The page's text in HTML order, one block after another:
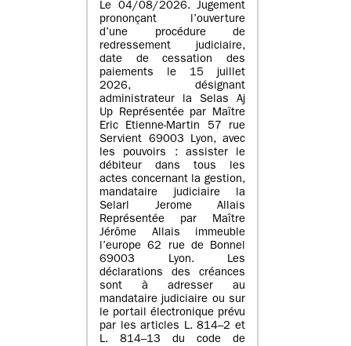
Le 04/08/2026. Jugement
prononçant l’ouverture
d’une procédure de
redressement judiciaire,
date de cessation des
paiements le 15 juillet
2026, désignant
administrateur la Selas Aj
Up Représentée par Maître
Eric Etienne-Martin 57 rue
Servient 69003 Lyon, avec
les pouvoirs : assister le
débiteur dans tous les
actes concernant la gestion,
mandataire judiciaire la
Selarl Jerome Allais
Représentée par Maître
Jérôme Allais immeuble
l’europe 62 rue de Bonnel
69003 Lyon. Les
déclarations des créances
sont à adresser au
mandataire judiciaire ou sur
le portail électronique prévu
par les articles L. 814–2 et
L. 814–13 du code de